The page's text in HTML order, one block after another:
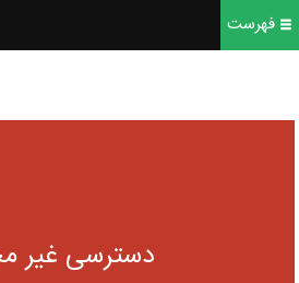
فهرست
دسترسی غیر